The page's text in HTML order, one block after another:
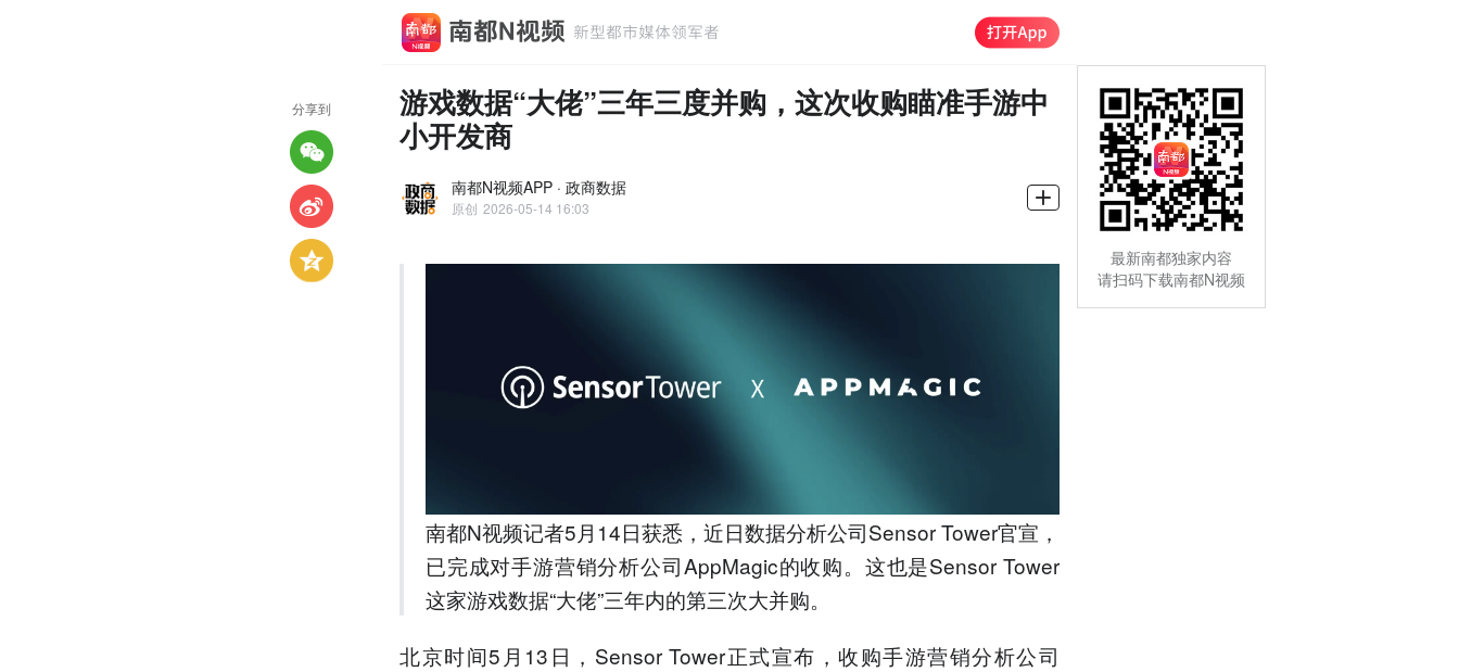
游戏数据“大佬”三年三度并购，这次收购瞄准手游中
小开发商
南都N视频APP · 政商数据
原创 2026-05-14 16:03
南都N视频记者5月14日获悉，近日数据分析公司Sensor Tower官宣，
已完成对手游营销分析公司AppMagic的收购。这也是Sensor Tower
这家游戏数据“大佬”三年内的第三次大并购。
北京时间5月13日，Sensor Tower正式宣布，收购手游营销分析公司
分享到
最新南都独家内容
请扫码下载南都N视频